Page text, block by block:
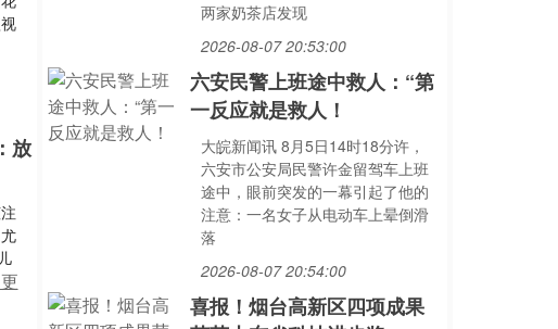
放
两家奶茶店发现
2026-08-07 20:53:00
六安民警上班途中救人：“第
一反应就是救人！
大皖新闻讯 8月5日14时18分许，
六安市公安局民警许金留驾车上班
途中，眼前突发的一幕引起了他的
注意：一名女子从电动车上晕倒滑
落
2026-08-07 20:54:00
喜报！烟台高新区四项成果